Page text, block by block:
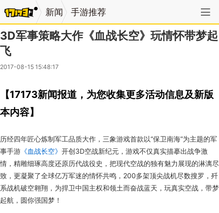
新闻 手游推荐
3D军事策略大作《血战长空》玩情怀带梦起
飞
2017-08-15 15:48:17
【17173新闻报道，为您收集更多活动信息及新版
本内容】
历经四年匠心炼制军工品质大作，三象游戏首款以“保卫南海”为主题的军
事手游 《血战长空》 开创3D空战新纪元，游戏不仅真实描摹出战争激
情，精雕细琢高度还原历代战役史，把现代空战的独有魅力展现的淋漓尽
致，更凝聚了全球亿万军迷的情怀共鸣，200多架顶尖战机尽数搜罗，歼
系战机破空翱翔，为捍卫中国主权和领土而奋战蓝天，玩真实空战，带梦
起航，圆你强国梦！